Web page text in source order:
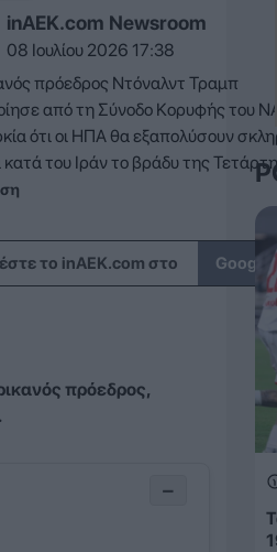
inAEK.com Newsroom
08 Ιουλίου 2026 17:38
πρόεδρος Ντόναλντ Τραμπ
από τη Σύνοδο Κορυφής του
ότι οι ΗΠΑ θα εξαπολύσουν
του Ιράν το βράδυ της
το inAEK.com στο Google
πρόεδρος,
−